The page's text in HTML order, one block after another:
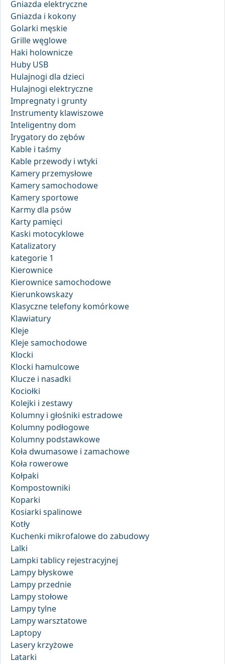
Gniazda elektryczne
Gniazda i kokony
Golarki męskie
Grille węglowe
Haki holownicze
Huby USB
Hulajnogi dla dzieci
Hulajnogi elektryczne
Impregnaty i grunty
Instrumenty klawiszowe
Inteligentny dom
Irygatory do zębów
Kable i taśmy
Kable przewody i wtyki
Kamery przemysłowe
Kamery samochodowe
Kamery sportowe
Karmy dla psów
Karty pamięci
Kaski motocyklowe
Katalizatory
kategorie 1
Kierownice
Kierownice samochodowe
Kierunkowskazy
Klasyczne telefony komórkowe
Klawiatury
Kleje
Kleje samochodowe
Klocki
Klocki hamulcowe
Klucze i nasadki
Kociołki
Kolejki i zestawy
Kolumny i głośniki estradowe
Kolumny podłogowe
Kolumny podstawkowe
Koła dwumasowe i zamachowe
Koła rowerowe
Kołpaki
Kompostowniki
Koparki
Kosiarki spalinowe
Kotły
Kuchenki mikrofalowe do zabudowy
Lalki
Lampki tablicy rejestracyjnej
Lampy błyskowe
Lampy przednie
Lampy stołowe
Lampy tylne
Lampy warsztatowe
Laptopy
Lasery krzyżowe
Latarki